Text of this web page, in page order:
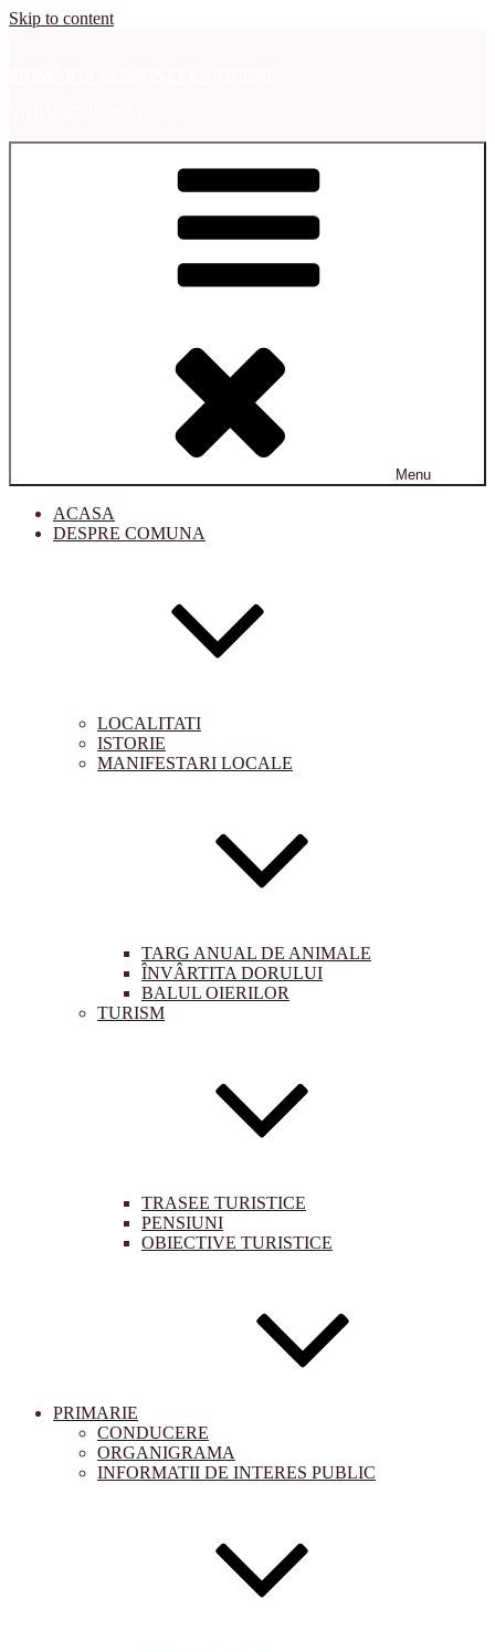
Skip to content
Menu
ACASA
DESPRE COMUNA
LOCALITATI
ISTORIE
MANIFESTARI LOCALE
TARG ANUAL DE ANIMALE
ÎNVÂRTITA DORULUI
BALUL OIERILOR
TURISM
TRASEE TURISTICE
PENSIUNI
OBIECTIVE TURISTICE
PRIMARIE
CONDUCERE
ORGANIGRAMA
INFORMATII DE INTERES PUBLIC